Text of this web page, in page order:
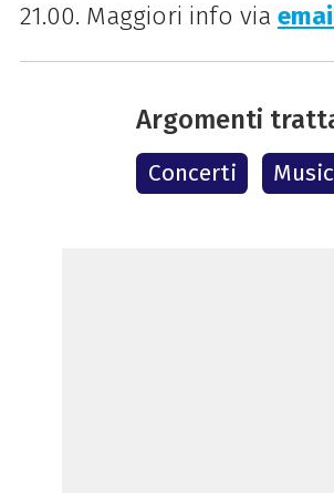
21.00. Maggiori info via
Argomenti
Concerti